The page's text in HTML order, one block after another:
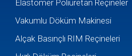
Elastomer Poliüretan Reçineler
Vakumlu Döküm Makinesi
Alçak Basınçlı RIM Reçineleri